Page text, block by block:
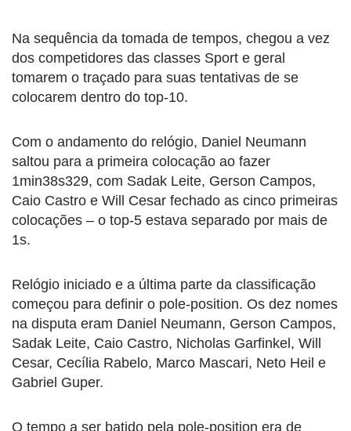
Na sequência da tomada de tempos, chegou a vez
dos competidores das classes Sport e geral
tomarem o traçado para suas tentativas de se
colocarem dentro do top-10.
Com o andamento do relógio, Daniel Neumann
saltou para a primeira colocação ao fazer
1min38s329, com Sadak Leite, Gerson Campos,
Caio Castro e Will Cesar fechado as cinco primeiras
colocações – o top-5 estava separado por mais de
1s.
Relógio iniciado e a última parte da classificação
começou para definir o pole-position. Os dez nomes
na disputa eram Daniel Neumann, Gerson Campos,
Sadak Leite, Caio Castro, Nicholas Garfinkel, Will
Cesar, Cecília Rabelo, Marco Mascari, Neto Heil e
Gabriel Guper.
O tempo a ser batido pela pole-position era de